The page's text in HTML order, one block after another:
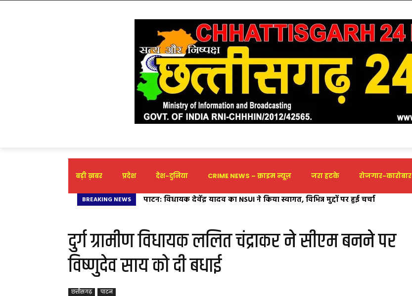
बड़ी ख़बर प्रदेश देश-दुनिया CRIME NEWS – क्राइम न्यूज़ जरा हटके रोजगार-कारोबार
BREAKING NEWS पाटन: विधायक देवेंद्र यादव का NSUI ने किया स्वागत, विभिन्न मुद्दों पर हुई चर्चा
दुर्ग ग्रामीण विधायक ललित चंद्राकर ने सीएम बनने पर
विष्णुदेव साय को दी बधाई
छत्तीसगढ़ पाटन